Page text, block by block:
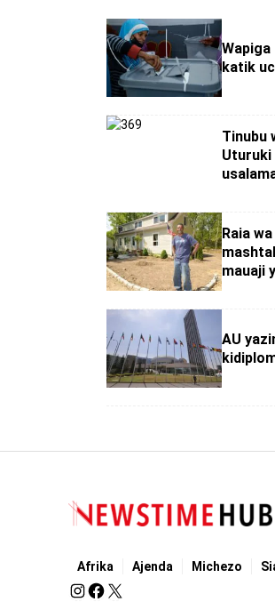
katik
Tinubu
Uturuki
Raia
mauaji
AU
Afrika Ajenda Michezo